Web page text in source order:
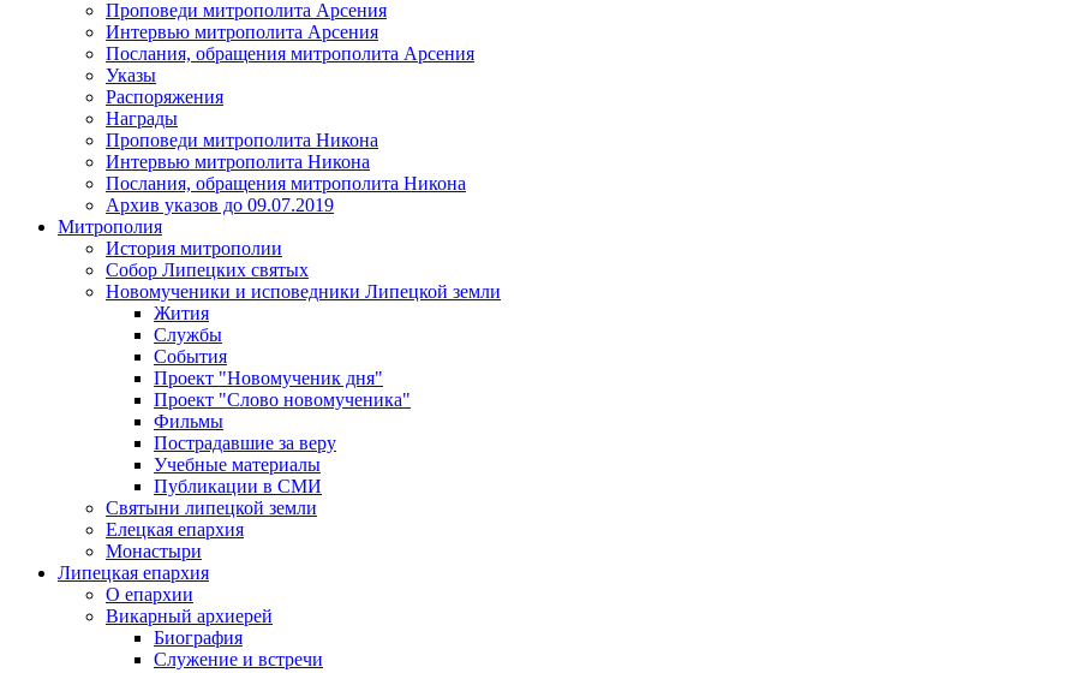
Проповеди митрополита Арсения
Интервью митрополита Арсения
Послания, обращения митрополита Арсения
Указы
Распоряжения
Награды
Проповеди митрополита Никона
Интервью митрополита Никона
Послания, обращения митрополита Никона
Архив указов до 09.07.2019
Митрополия
История митрополии
Собор Липецких святых
Новомученики и исповедники Липецкой земли
Жития
Службы
События
Проект "Новомученик дня"
Проект "Слово новомученика"
Фильмы
Пострадавшие за веру
Учебные материалы
Публикации в СМИ
Святыни липецкой земли
Елецкая епархия
Монастыри
Липецкая епархия
О епархии
Викарный архиерей
Биография
Служение и встречи